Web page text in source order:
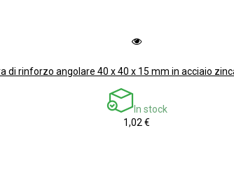
di rinforzo angolare 40 x 40 x 15 mm in acciaio
In stock
1,02 €